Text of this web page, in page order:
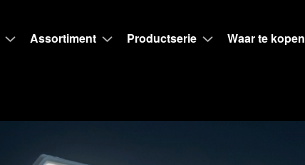
Assortiment Productserie Waar te kopen